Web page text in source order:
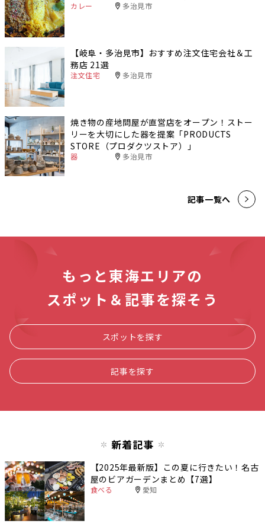
カレー 多治見市
【岐阜・多治見市】おすすめ注文住宅会社＆工
務店 21選
注文住宅 多治見市
焼き物の産地問屋が直営店をオープン！ストー
リーを大切にした器を提案「PRODUCTS
STORE（プロダクツストア）」
器 多治見市
記事一覧へ
もっと東海エリアの
スポット＆記事を探そう
スポットを探す
記事を探す
新着記事
【2025年最新版】この夏に行きたい！名古
屋のビアガーデンまとめ【7選】
食べる 愛知